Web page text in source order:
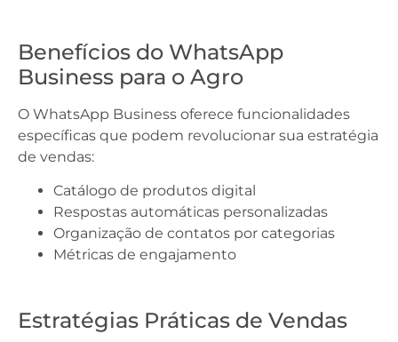
Benefícios do WhatsApp
Business para o Agro
O WhatsApp Business oferece funcionalidades
específicas que podem revolucionar sua estratégia
de vendas:
Catálogo de produtos digital
Respostas automáticas personalizadas
Organização de contatos por categorias
Métricas de engajamento
Estratégias Práticas de Vendas